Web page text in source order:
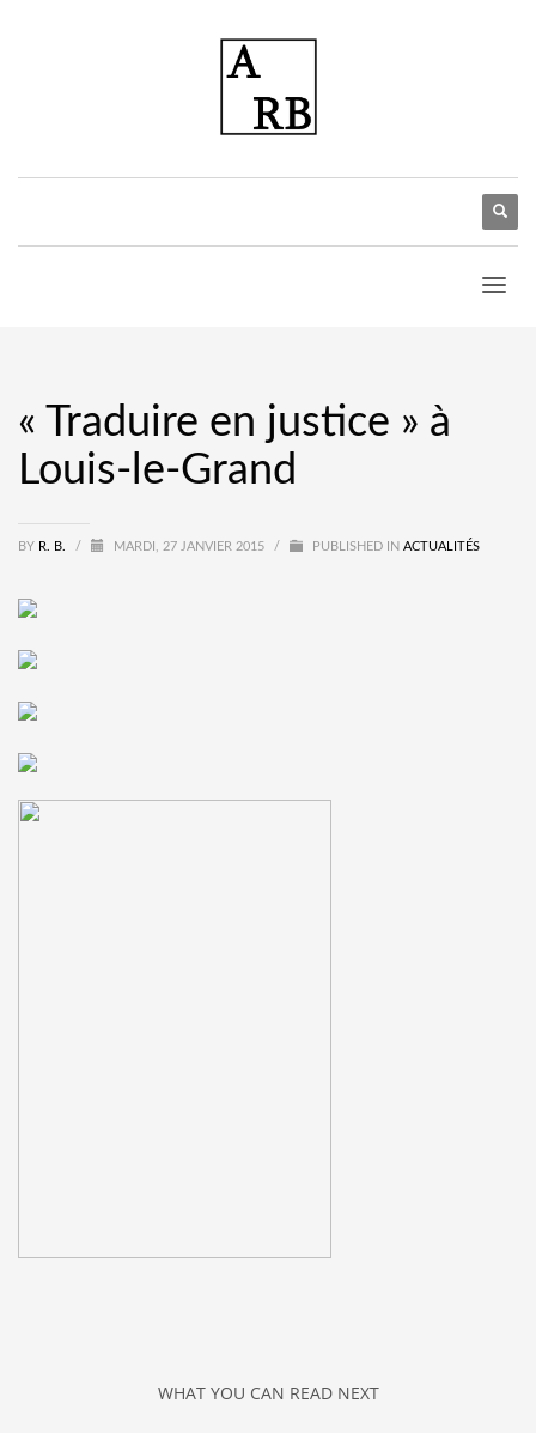
« Traduire en justice » à
Louis-le-Grand
BY R. B. / MARDI, 27 JANVIER 2015 / PUBLISHED IN ACTUALITÉS
WHAT YOU CAN READ NEXT